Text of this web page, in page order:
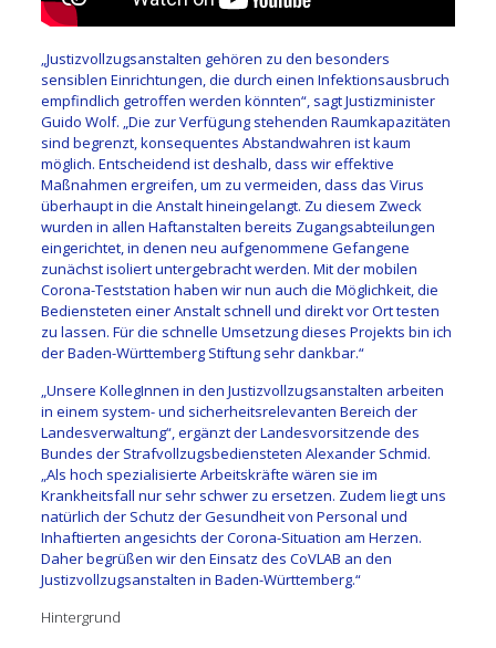
„Justizvollzugsanstalten gehören zu den besonders
sensiblen Einrichtungen, die durch einen Infektionsausbruch
empfindlich getroffen werden könnten“, sagt Justizminister
Guido Wolf. „Die zur Verfügung stehenden Raumkapazitäten
sind begrenzt, konsequentes Abstandwahren ist kaum
möglich. Entscheidend ist deshalb, dass wir effektive
Maßnahmen ergreifen, um zu vermeiden, dass das Virus
überhaupt in die Anstalt hineingelangt. Zu diesem Zweck
wurden in allen Haftanstalten bereits Zugangsabteilungen
eingerichtet, in denen neu aufgenommene Gefangene
zunächst isoliert untergebracht werden. Mit der mobilen
Corona-Teststation haben wir nun auch die Möglichkeit, die
Bediensteten einer Anstalt schnell und direkt vor Ort testen
zu lassen. Für die schnelle Umsetzung dieses Projekts bin ich
der Baden-Württemberg Stiftung sehr dankbar.“
„Unsere KollegInnen in den Justizvollzugsanstalten arbeiten
in einem system- und sicherheitsrelevanten Bereich der
Landesverwaltung“, ergänzt der Landesvorsitzende des
Bundes der Strafvollzugsbediensteten Alexander Schmid.
„Als hoch spezialisierte Arbeitskräfte wären sie im
Krankheitsfall nur sehr schwer zu ersetzen. Zudem liegt uns
natürlich der Schutz der Gesundheit von Personal und
Inhaftierten angesichts der Corona-Situation am Herzen.
Daher begrüßen wir den Einsatz des CoVLAB an den
Justizvollzugsanstalten in Baden-Württemberg.“
Hintergrund